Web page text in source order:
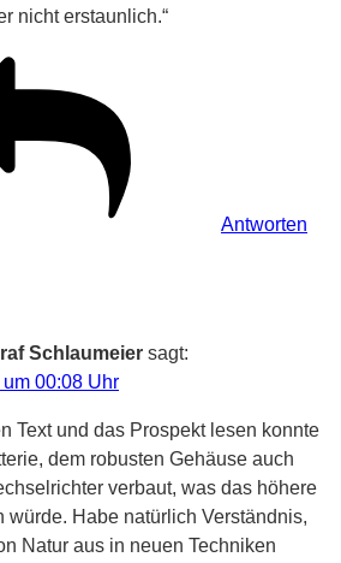
nicht erstaunlich.“
Antworten
Schlaumeier sagt:
00:08 Uhr
Text und das Prospekt lesen konnte
dem robusten Gehäuse auch
verbaut, was das höhere
würde. Habe natürlich Verständnis,
Natur aus in neuen Techniken